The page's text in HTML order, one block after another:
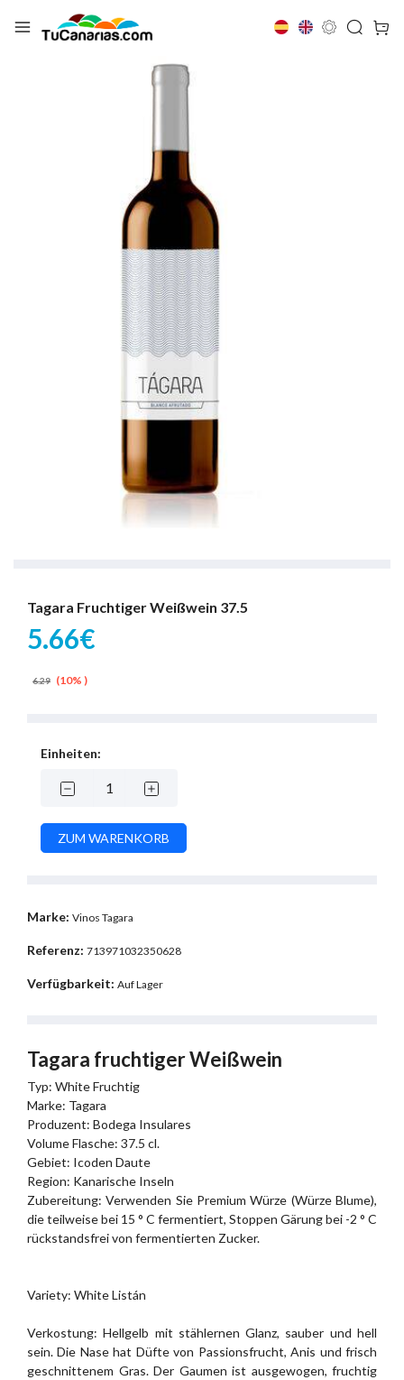
Tagara Fruchtiger Weißwein 37.5
5.66€
6.29 (10% )
Einheiten:
Marke: Vinos Tagara
Referenz: 713971032350628
Verfügbarkeit: Auf Lager
Tagara fruchtiger Weißwein
Typ: White Fruchtig
Marke: Tagara
Produzent: Bodega Insulares
Volume Flasche: 37.5 cl.
Gebiet: Icoden Daute
Region: Kanarische Inseln
Zubereitung: Verwenden Sie Premium Würze (Würze Blume),
die teilweise bei 15 ° C fermentiert, Stoppen Gärung bei -2 ° C
rückstandsfrei von fermentierten Zucker.
Variety: White Listán
Verkostung: Hellgelb mit stählernen Glanz, sauber und hell
sein. Die Nase hat Düfte von Passionsfrucht, Anis und frisch
geschnittenem Gras. Der Gaumen ist ausgewogen, fruchtig